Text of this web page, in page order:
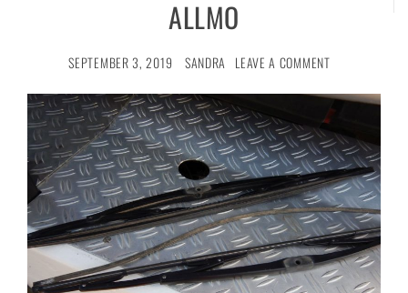
ALLMO
SEPTEMBER 3, 2019 SANDRA LEAVE A COMMENT